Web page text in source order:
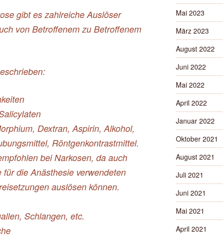
gibt es zahlreiche Auslöser
von Betroffenem zu Betroffenem
Dextran, Aspirin, Alkohol,
Röntgenkontrastmittel.
bei Narkosen, da auch
die Anästhesie verwendeten
auslösen können.
Schlangen, etc.
Mai 2023
März 2023
August 2022
Juni 2022
Mai 2022
April 2022
Januar 2022
Oktober 2021
August 2021
Juli 2021
Juni 2021
Mai 2021
April 2021